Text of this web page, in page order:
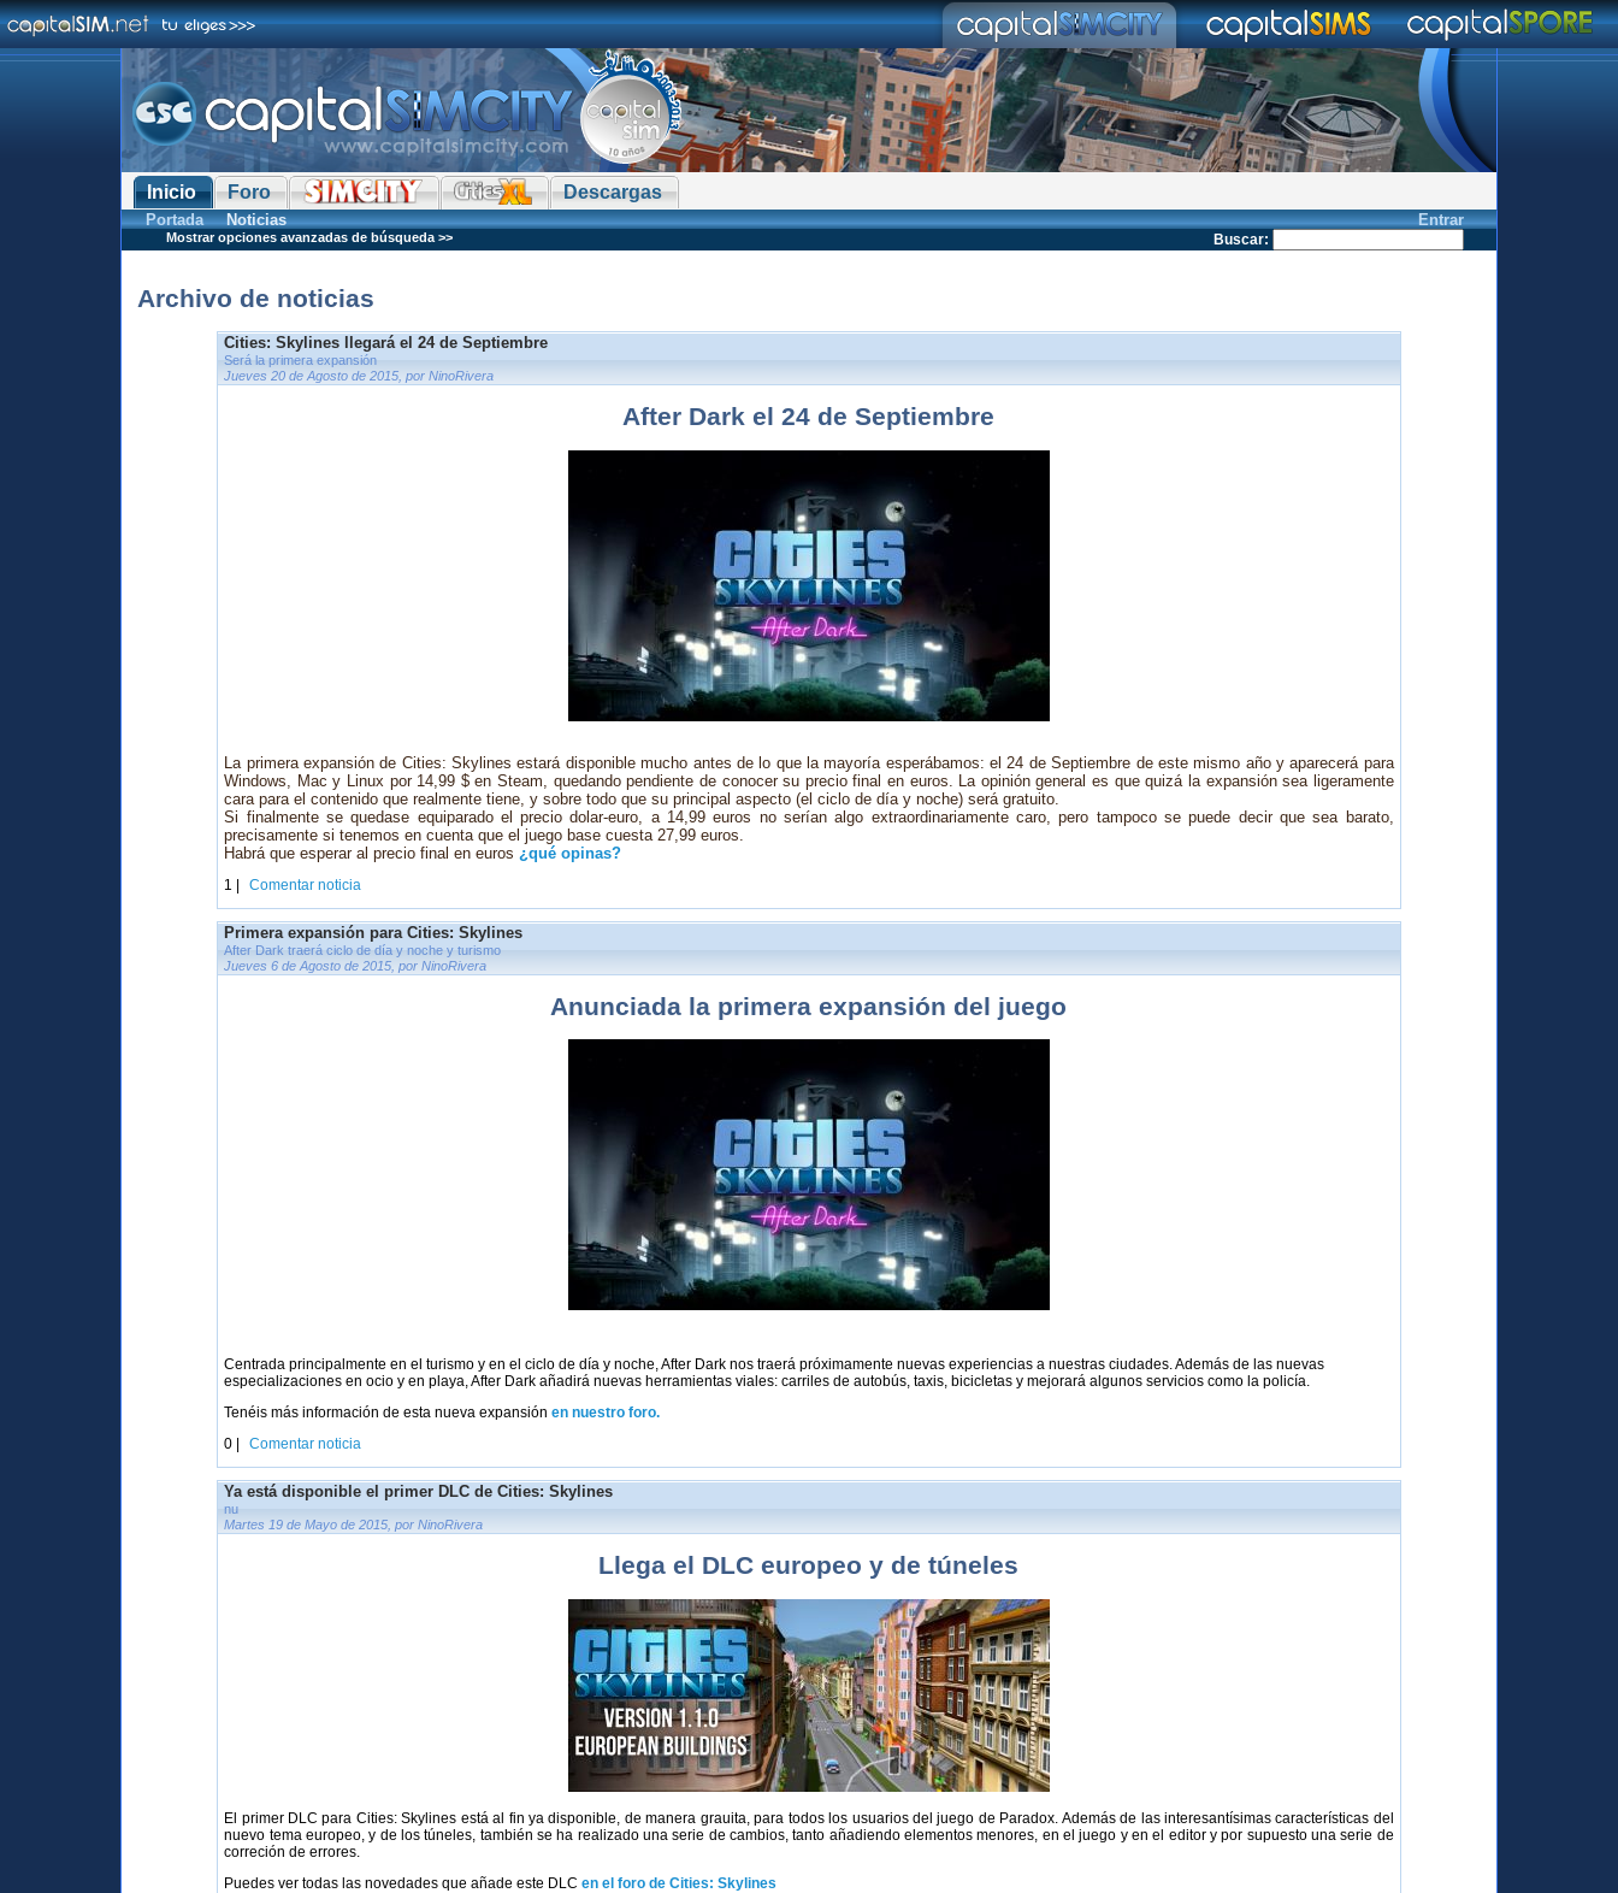
Inicio Foro Descargas
Entrar
Portada Noticias
Buscar:
Mostrar opciones avanzadas de búsqueda >>
Archivo de noticias
Cities: Skylines llegará el 24 de Septiembre
Será la primera expansión
Jueves 20 de Agosto de 2015, por NinoRivera
After Dark el 24 de Septiembre
La primera expansión de Cities: Skylines estará disponible mucho antes de lo que la mayoría esperábamos: el 24 de Septiembre de este mismo año y aparecerá para
Windows, Mac y Linux por 14,99 $ en Steam, quedando pendiente de conocer su precio final en euros. La opinión general es que quizá la expansión sea ligeramente
cara para el contenido que realmente tiene, y sobre todo que su principal aspecto (el ciclo de día y noche) será gratuito.
Si finalmente se quedase equiparado el precio dolar-euro, a 14,99 euros no serían algo extraordinariamente caro, pero tampoco se puede decir que sea barato,
precisamente si tenemos en cuenta que el juego base cuesta 27,99 euros.
Habrá que esperar al precio final en euros ¿qué opinas?
1 | Comentar noticia
Primera expansión para Cities: Skylines
After Dark traerá ciclo de día y noche y turismo
Jueves 6 de Agosto de 2015, por NinoRivera
Anunciada la primera expansión del juego
Centrada principalmente en el turismo y en el ciclo de día y noche, After Dark nos traerá próximamente nuevas experiencias a nuestras ciudades. Además de las nuevas
especializaciones en ocio y en playa, After Dark añadirá nuevas herramientas viales: carriles de autobús, taxis, bicicletas y mejorará algunos servicios como la policía.
Tenéis más información de esta nueva expansiónen nuestro foro.
0 |
Comentar noticia
Ya está disponible el primer DLC de Cities: Skylines
nu
Martes 19 de Mayo de 2015, por NinoRivera
Llega el DLC europeo y de túneles
El primer DLC para Cities: Skylines está al fin ya disponible, de manera grauita, para todos los usuarios del juego de Paradox. Además de las interesantísimas características del
nuevo tema europeo, y de los túneles, también se ha realizado una serie de cambios, tanto añadiendo elementos menores, en el juego y en el editor y por supuesto una serie de
correción de errores.
Puedes ver todas las novedades que añade este DLCen el foro de Cities: Skylines